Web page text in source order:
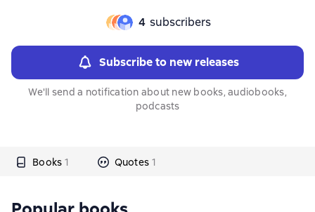
4 subscribers
Subscribe to new releases
We'll send a notification about new books, audiobooks,
podcasts
Books 1 Quotes 1